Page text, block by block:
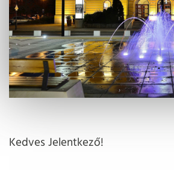
Kedves Jelentkező!